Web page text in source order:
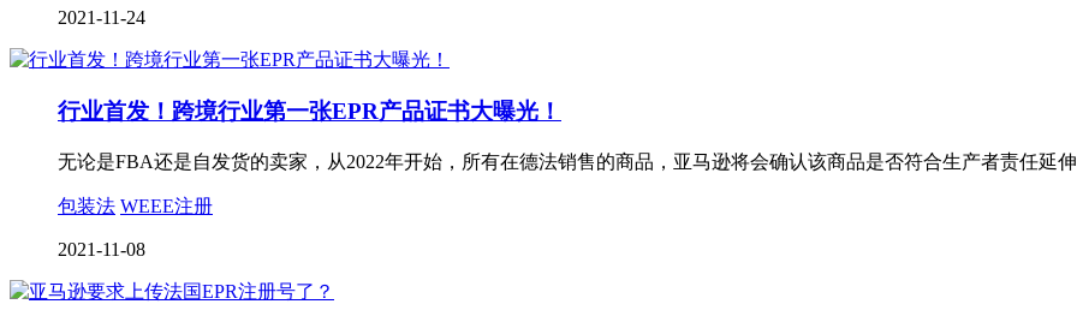
2021-11-24
行业首发！跨境行业第一张EPR产品证书大曝光！
无论是FBA还是自发货的卖家，从2022年开始，所有在德法销售的商品，亚马逊将会确认该商品是否符合生产者责任延
包装法 WEEE注册
2021-11-08